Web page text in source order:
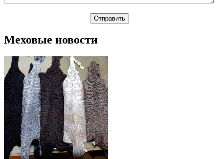
Меховые новости